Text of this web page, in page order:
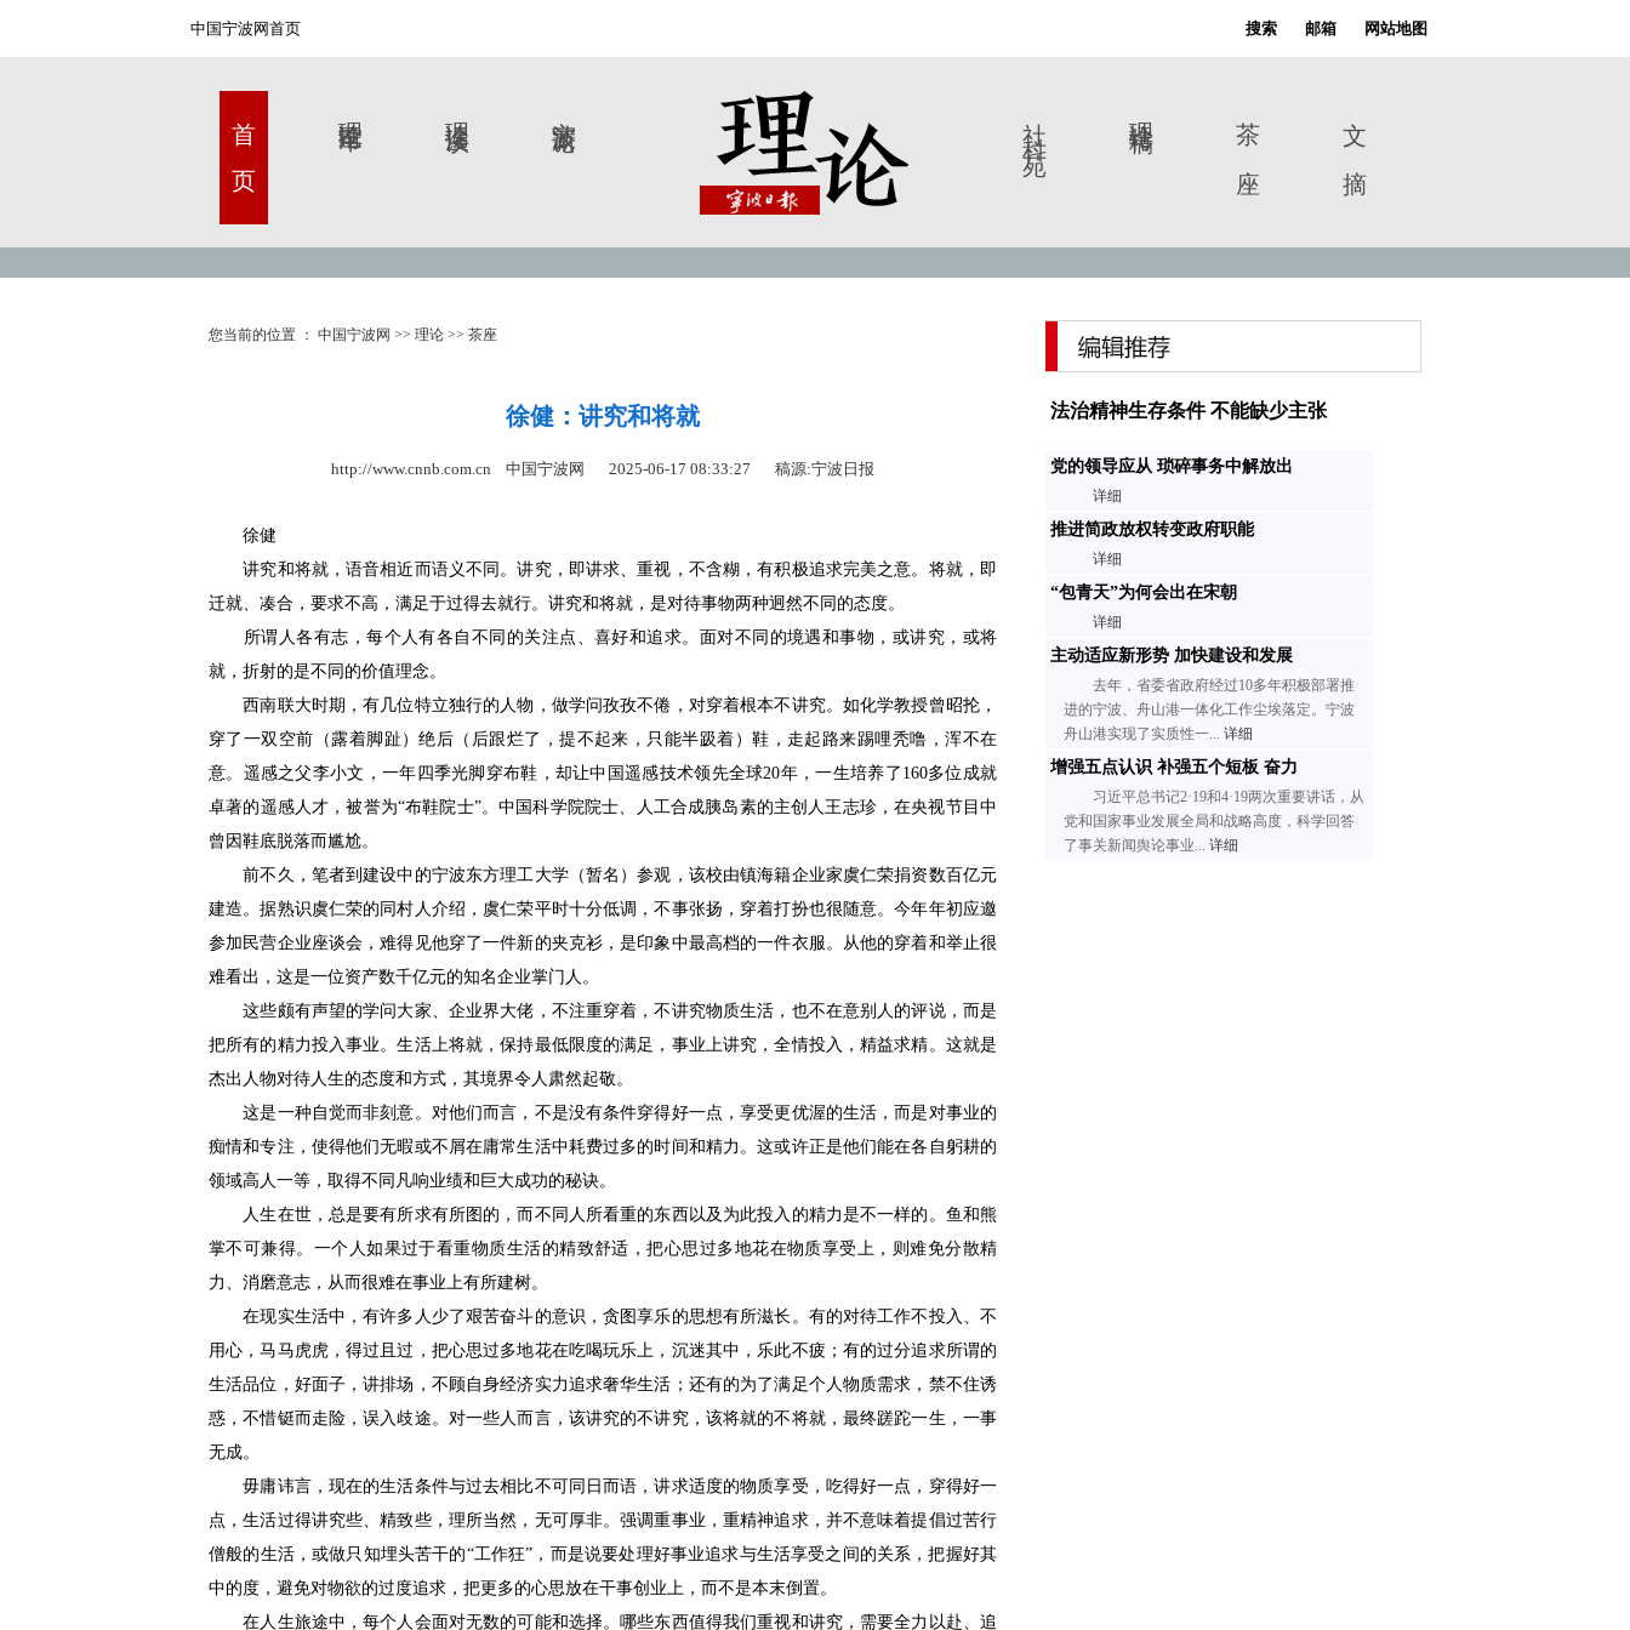
中国宁波网首页 搜索 邮箱 网站地图
首 页 社科苑 茶 座 文 摘
您当前的位置 ： 中国宁波网 >> 理论 >> 茶座
徐健：讲究和将就
http://www.cnnb.com.cn 中国宁波网 2025-06-17 08:33:27 稿源:宁波日报
徐健
讲究和将就，语音相近而语义不同。讲究，即讲求、重视，不含糊，有积极追求完美之意。将就，即
迁就、凑合，要求不高，满足于过得去就行。讲究和将就，是对待事物两种迥然不同的态度。
所谓人各有志，每个人有各自不同的关注点、喜好和追求。面对不同的境遇和事物，或讲究，或将
就，折射的是不同的价值理念。
西南联大时期，有几位特立独行的人物，做学问孜孜不倦，对穿着根本不讲究。如化学教授曾昭抡，
穿了一双空前（露着脚趾）绝后（后跟烂了，提不起来，只能半趿着）鞋，走起路来踢哩秃噜，浑不在
意。遥感之父李小文，一年四季光脚穿布鞋，却让中国遥感技术领先全球20年，一生培养了160多位成就
卓著的遥感人才，被誉为“布鞋院士”。中国科学院院士、人工合成胰岛素的主创人王志珍，在央视节目中
曾因鞋底脱落而尴尬。
前不久，笔者到建设中的宁波东方理工大学（暂名）参观，该校由镇海籍企业家虞仁荣捐资数百亿元
建造。据熟识虞仁荣的同村人介绍，虞仁荣平时十分低调，不事张扬，穿着打扮也很随意。今年年初应邀
参加民营企业座谈会，难得见他穿了一件新的夹克衫，是印象中最高档的一件衣服。从他的穿着和举止很
难看出，这是一位资产数千亿元的知名企业掌门人。
这些颇有声望的学问大家、企业界大佬，不注重穿着，不讲究物质生活，也不在意别人的评说，而是
把所有的精力投入事业。生活上将就，保持最低限度的满足，事业上讲究，全情投入，精益求精。这就是
杰出人物对待人生的态度和方式，其境界令人肃然起敬。
这是一种自觉而非刻意。对他们而言，不是没有条件穿得好一点，享受更优渥的生活，而是对事业的
痴情和专注，使得他们无暇或不屑在庸常生活中耗费过多的时间和精力。这或许正是他们能在各自躬耕的
领域高人一等，取得不同凡响业绩和巨大成功的秘诀。
人生在世，总是要有所求有所图的，而不同人所看重的东西以及为此投入的精力是不一样的。鱼和熊
掌不可兼得。一个人如果过于看重物质生活的精致舒适，把心思过多地花在物质享受上，则难免分散精
力、消磨意志，从而很难在事业上有所建树。
在现实生活中，有许多人少了艰苦奋斗的意识，贪图享乐的思想有所滋长。有的对待工作不投入、不
用心，马马虎虎，得过且过，把心思过多地花在吃喝玩乐上，沉迷其中，乐此不疲；有的过分追求所谓的
生活品位，好面子，讲排场，不顾自身经济实力追求奢华生活；还有的为了满足个人物质需求，禁不住诱
惑，不惜铤而走险，误入歧途。对一些人而言，该讲究的不讲究，该将就的不将就，最终蹉跎一生，一事
无成。
毋庸讳言，现在的生活条件与过去相比不可同日而语，讲求适度的物质享受，吃得好一点，穿得好一
点，生活过得讲究些、精致些，理所当然，无可厚非。强调重事业，重精神追求，并不意味着提倡过苦行
僧般的生活，或做只知埋头苦干的“工作狂”，而是说要处理好事业追求与生活享受之间的关系，把握好其
中的度，避免对物欲的过度追求，把更多的心思放在干事创业上，而不是本末倒置。
在人生旅途中，每个人会面对无数的可能和选择。哪些东西值得我们重视和讲究，需要全力以赴、追
法治精神生存条件 不能缺少主张
党的领导应从 琐碎事务中解放出
详细
推进简政放权转变政府职能
详细
“包青天”为何会出在宋朝
详细
主动适应新形势 加快建设和发展
去年，省委省政府经过10多年积极部署推
进的宁波、舟山港一体化工作尘埃落定。宁波
舟山港实现了实质性一... 详细
增强五点认识 补强五个短板 奋力
习近平总书记2·19和4·19两次重要讲话，从
党和国家事业发展全局和战略高度，科学回答
了事关新闻舆论事业... 详细